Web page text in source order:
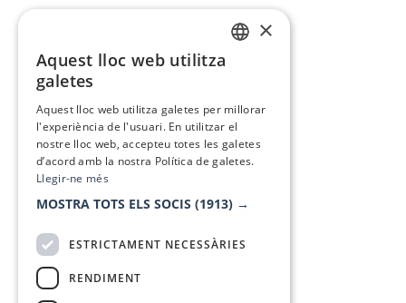
×
Aquest lloc web utilitza
galetes
Aquest lloc web utilitza galetes per millorar
l'experiència de l'usuari. En utilitzar el
nostre lloc web, accepteu totes les galetes
d’acord amb la nostra Política de galetes.
Llegir-ne més
MOSTRA TOTS ELS SOCIS (1913) →
ESTRICTAMENT NECESSÀRIES
RENDIMENT